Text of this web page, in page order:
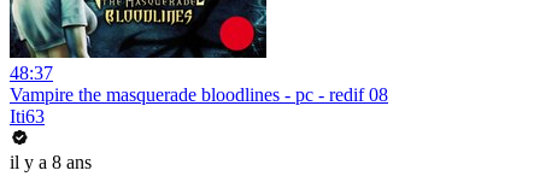
48:37
Vampire the masquerade bloodlines - pc - redif 08
Iti63
il y a 8 ans